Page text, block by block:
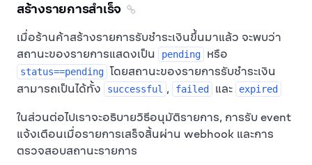
สร้างรายการสำเร็จ
เมื่อร้านค้าสร้างรายการรับชำระเงินขึ้นมาแล้ว จะพบว่า
สถานะของรายการแสดงเป็น
pending หรือ
status==pending โดยสถานะของรายการรับชำระเงิน
สามารถเป็นได้ทั้ง
successful , failed และ expired
ในส่วนต่อไปเราจะอธิบายวิธีอนุมัติรายการ, การรับ event
แจ้งเตือนเมื่อรายการเสร็จสิ้นผ่าน webhook และการ
ตรวจสอบสถานะรายการ